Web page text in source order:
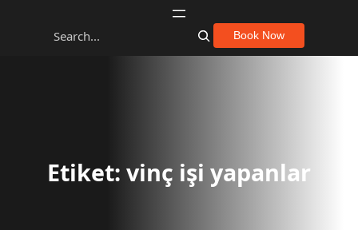
S
Book Now
Etiket: vinç işi yapanlar